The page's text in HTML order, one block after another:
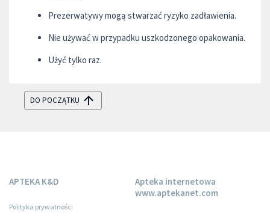
Prezerwatywy mogą stwarzać ryzyko zadławienia.
Nie używać w przypadku uszkodzonego opakowania.
Użyć tylko raz.
DO POCZĄTKU
APTEKA K&D
Polityka prywatności
Apteka internetowa
www.aptekanet.com